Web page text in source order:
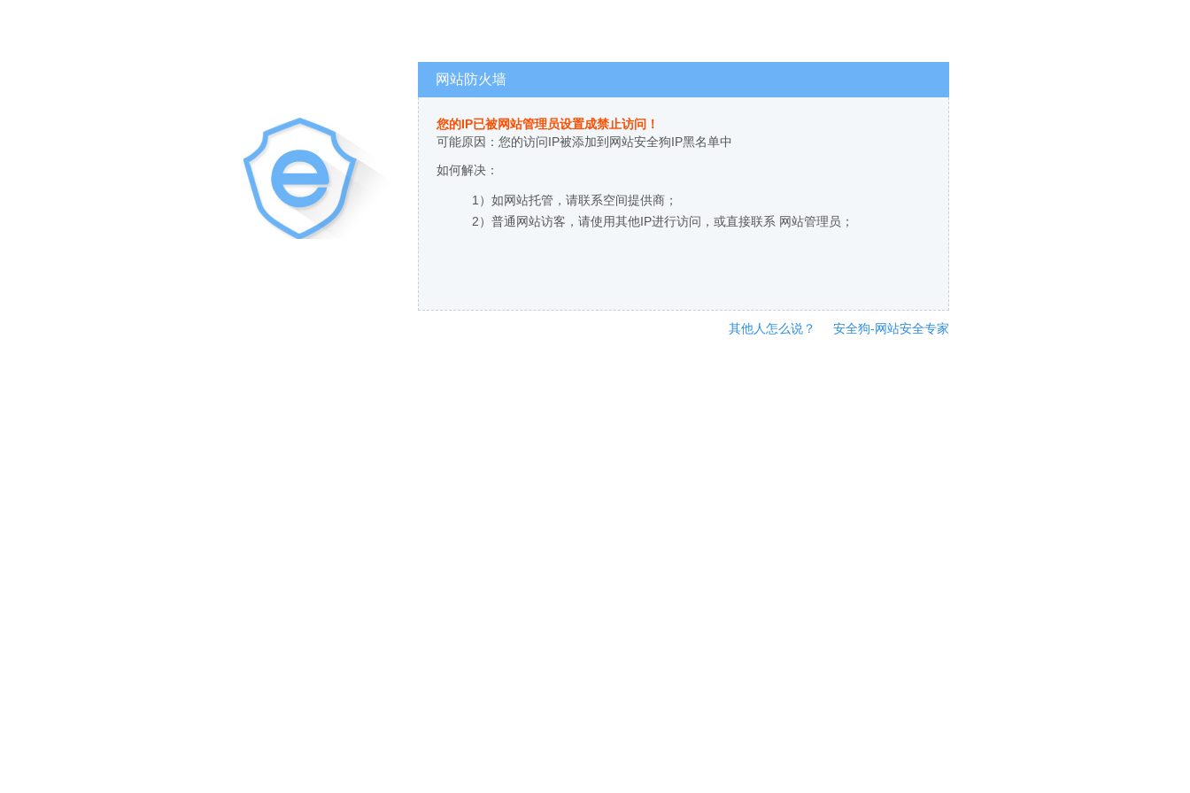
网站防火墙
您的IP已被网站管理员设置成禁止访问！
可能原因：您的访问IP被添加到网站安全狗IP黑名单中
如何解决：
1）如网站托管，请联系空间提供商；
2）普通网站访客，请使用其他IP进行访问，或直接联系 网站管理员；
其他人怎么说？ 安全狗-网站安全专家